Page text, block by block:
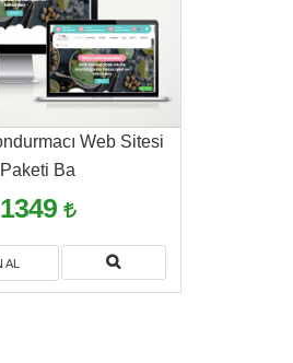
Web Sitesi
Paketi Ba
1349
AL